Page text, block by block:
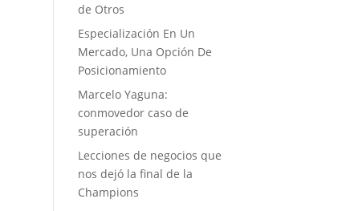
de Otros
Especialización En Un
Mercado, Una Opción De
Posicionamiento
Marcelo Yaguna:
conmovedor caso de
superación
Lecciones de negocios que
nos dejó la final de la
Champions